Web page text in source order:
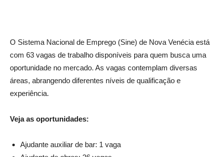
O Sistema Nacional de Emprego (Sine) de Nova Venécia está
com 63 vagas de trabalho disponíveis para quem busca uma
oportunidade no mercado. As vagas contemplam diversas
áreas, abrangendo diferentes níveis de qualificação e
experiência.
Veja as oportunidades:
Ajudante auxiliar de bar: 1 vaga